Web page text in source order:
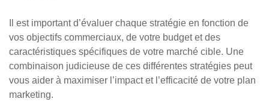
Il est important d’évaluer chaque stratégie en fonction de
vos objectifs commerciaux, de votre budget et des
caractéristiques spécifiques de votre marché cible. Une
combinaison judicieuse de ces différentes stratégies peut
vous aider à maximiser l’impact et l’efficacité de votre plan
marketing.